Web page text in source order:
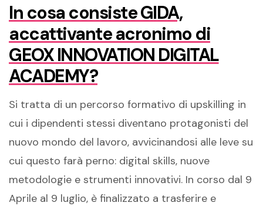
In cosa consiste GIDA,
accattivante acronimo di
GEOX INNOVATION DIGITAL
ACADEMY?
Si tratta di un percorso formativo di upskilling in
cui i dipendenti stessi diventano protagonisti del
nuovo mondo del lavoro, avvicinandosi alle leve su
cui questo farà perno: digital skills, nuove
metodologie e strumenti innovativi. In corso dal 9
Aprile al 9 luglio, è finalizzato a trasferire e